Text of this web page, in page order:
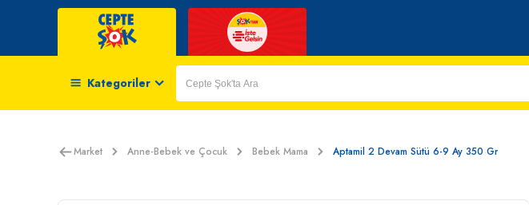
Kategoriler
Market Anne-Bebek ve Çocuk Bebek Mama Aptamil 2 Devam Sütü 6-9 Ay 350 Gr